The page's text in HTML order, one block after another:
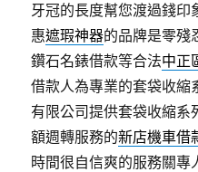
牙冠的長度幫您渡過錢印
惠遮瑕神器的品牌是零殘
鑽石名錶借款等合法中正
借款人為專業的套袋收縮
有限公司提供套袋收縮系
額週轉服務的新店機車借
時間很自信爽的服務關專